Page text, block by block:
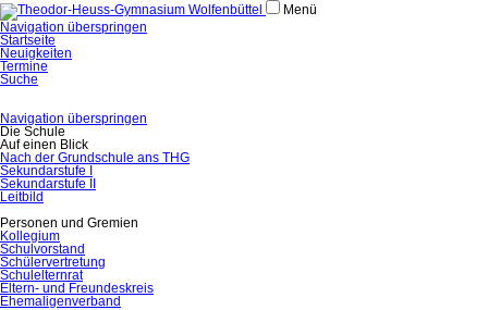
Menü
Navigation überspringen
Startseite
Neuigkeiten
Termine
Suche
Navigation überspringen
Die Schule
Auf einen Blick
Nach der Grundschule ans THG
Sekundarstufe I
Sekundarstufe II
Leitbild
Personen und Gremien
Kollegium
Schulvorstand
Schülervertretung
Schulelternrat
Eltern- und Freundeskreis
Ehemaligenverband